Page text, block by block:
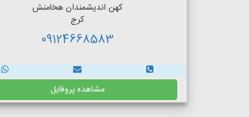
کهن اندیشمندان هخامنش
کرج
09124668583
مشاهده پروفایل